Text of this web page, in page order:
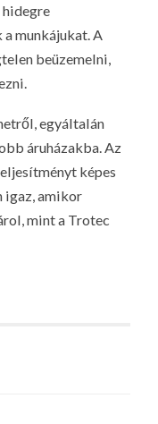
munkájukat. A
beüzemelni,
egyáltalán
áruházakba. Az
képes
igaz, amikor
mint a Trotec